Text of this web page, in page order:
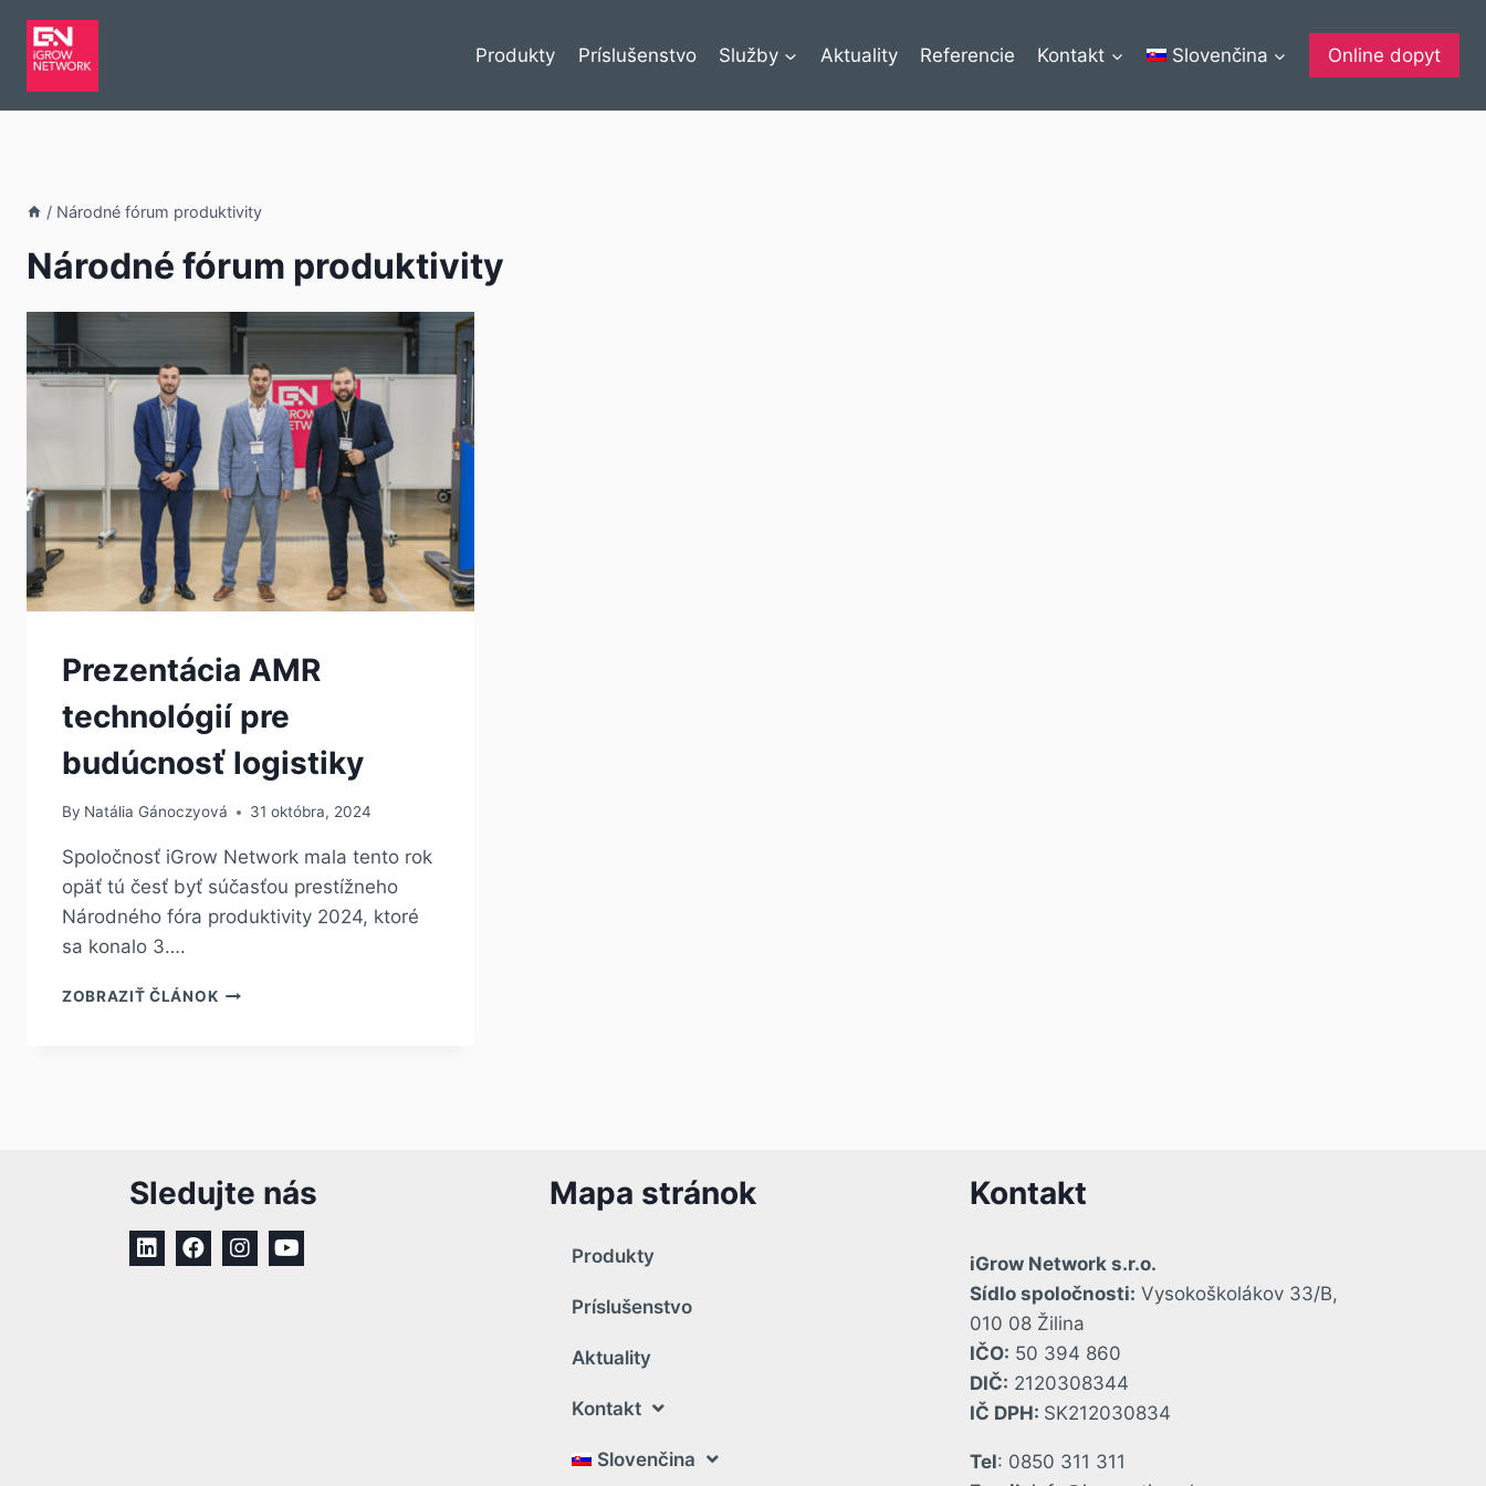
Produkty Príslušenstvo Služby Aktuality Referencie Kontakt Slovenčina Online dopyt
/ Národné fórum produktivity
Národné fórum produktivity
Prezentácia AMR
technológií pre
budúcnosť logistiky
By Natália Gánoczyová 31 októbra, 2024
Spoločnosť iGrow Network mala tento rok
opäť tú česť byť súčasťou prestížneho
Národného fóra produktivity 2024, ktoré
sa konalo 3….
ZOBRAZIŤ ČLÁNOK
Sledujte nás Mapa stránok
Produkty
Príslušenstvo
Aktuality
Kontakt
Slovenčina
Kontakt
iGrow Network s.r.o.
Sídlo spoločnosti: Vysokoškolákov 33/B,
010 08 Žilina
IČO: 50 394 860
DIČ: 2120308344
IČ DPH: SK212030834
Tel: 0850 311 311